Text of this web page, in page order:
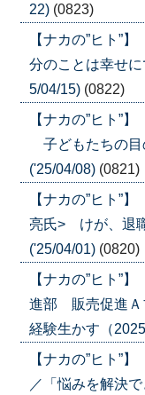
22) (0823)
【ナカの”ヒト
分のことは幸せ
5/04/15) (0822)
【ナカの”ヒト”
子どもたちの目
('25/04/08) (0821)
【ナカの”ヒト
亮氏> けが、退
('25/04/01) (0820)
【ナカの”ヒト
進部 販売促進
経験生かす（
【ナカの”ヒト”
／「悩みを解決